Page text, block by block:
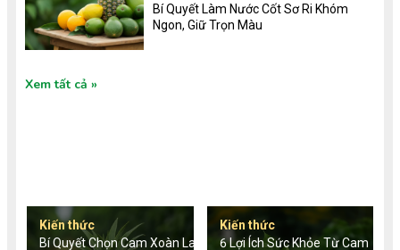
Bí Quyết Làm Nước Cốt Sơ Ri Khóm
Ngon, Giữ Trọn Màu
Xem tất cả
Kiến thức
Bí Quyết Chọn Cam Xoàn Lai
Kiến thức
6 Lợi Ích Sức Khỏe Từ Cam